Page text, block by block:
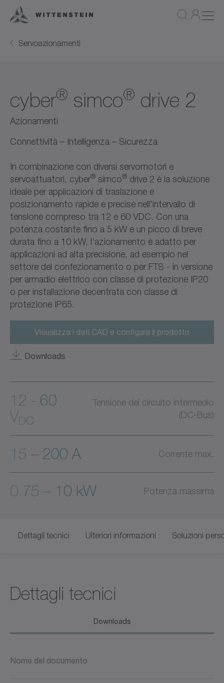
Servoazionamenti
cyber® simco® drive 2
Azionamenti
Connettività – Intelligenza – Sicurezza
In combinazione con diversi servomotori e
servoattuatori, cyber® simco® drive 2 è la soluzione
ideale per applicazioni di traslazione e
posizionamento rapide e precise nell'intervallo di
tensione compreso tra 12 e 60 VDC. Con una
potenza costante fino a 5 kW e un picco di breve
durata fino a 10 kW, l'azionamento è adatto per
applicazioni ad alta precisione, ad esempio nel
settore del confezionamento o per FTS - in versione
per armadio elettrico con classe di protezione IP20
o per installazione decentrata con classe di
protezione IP65.
Visualizza i dati CAD e configura il prodotto
Downloads
12 - 60
VDC
Tensione del circuito intermedio
(DC-Bus)
15 – 200 A Corrente max.
0.75 – 10 kW Potenza massima
Dettagli tecnici Ulteriori informazioni Soluzioni
Dettagli tecnici
Downloads
Nome del documento